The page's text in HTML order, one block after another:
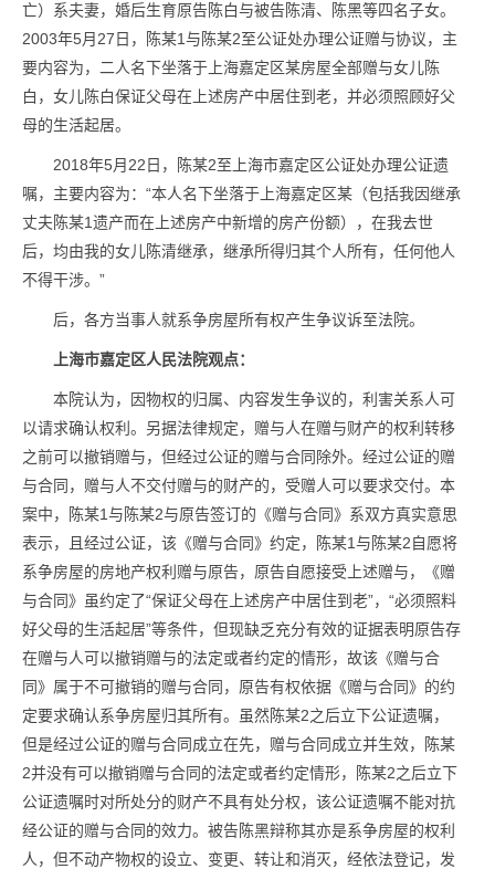
亡）系夫妻，婚后生育原告陈白与被告陈清、陈黑等四名子女。
2003年5月27日，陈某1与陈某2至公证处办理公证赠与协议，主
要内容为，二人名下坐落于上海嘉定区某房屋全部赠与女儿陈
白，女儿陈白保证父母在上述房产中居住到老，并必须照顾好父
母的生活起居。
2018年5月22日，陈某2至上海市嘉定区公证处办理公证遗
嘱，主要内容为：“本人名下坐落于上海嘉定区某（包括我因继承
丈夫陈某1遗产而在上述房产中新增的房产份额），在我去世
后，均由我的女儿陈清继承，继承所得归其个人所有，任何他人
不得干涉。”
后，各方当事人就系争房屋所有权产生争议诉至法院。
上海市嘉定区人民法院观点：
本院认为，因物权的归属、内容发生争议的，利害关系人可
以请求确认权利。另据法律规定，赠与人在赠与财产的权利转移
之前可以撤销赠与，但经过公证的赠与合同除外。经过公证的赠
与合同，赠与人不交付赠与的财产的，受赠人可以要求交付。本
案中，陈某1与陈某2与原告签订的《赠与合同》系双方真实意思
表示，且经过公证，该《赠与合同》约定，陈某1与陈某2自愿将
系争房屋的房地产权利赠与原告，原告自愿接受上述赠与，《赠
与合同》虽约定了“保证父母在上述房产中居住到老”，“必须照料
好父母的生活起居”等条件，但现缺乏充分有效的证据表明原告存
在赠与人可以撤销赠与的法定或者约定的情形，故该《赠与合
同》属于不可撤销的赠与合同，原告有权依据《赠与合同》的约
定要求确认系争房屋归其所有。虽然陈某2之后立下公证遗嘱，
但是经过公证的赠与合同成立在先，赠与合同成立并生效，陈某
2并没有可以撤销赠与合同的法定或者约定情形，陈某2之后立下
公证遗嘱时对所处分的财产不具有处分权，该公证遗嘱不能对抗
经公证的赠与合同的效力。被告陈黑辩称其亦是系争房屋的权利
人，但不动产物权的设立、变更、转让和消灭，经依法登记，发